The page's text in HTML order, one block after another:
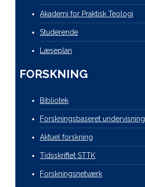
Akademi for Praktisk Teologi
Studerende
Læseplan
FORSKNING
Bibliotek
Forskningsbaseret undervisning
Aktuel forskning
Tidsskriftet STTK
Forskningsnetværk